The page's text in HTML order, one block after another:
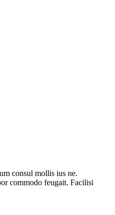
consul mollis ius ne.
commodo feugait. Facilisi